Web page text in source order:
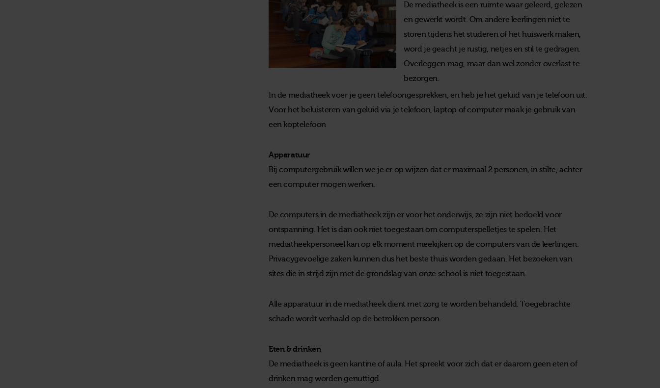
De mediatheek is een ruimte waar geleerd, gelezen
en gewerkt wordt. Om andere leerlingen niet te
storen tijdens het studeren of het huiswerk maken,
word je geacht je rustig, netjes en stil te gedragen.
Overleggen mag, maar dan wel zonder overlast te
bezorgen.
In de mediatheek voer je geen telefoongesprekken, en heb je het geluid van je telefoon uit.
Voor het beluisteren van geluid via je telefoon, laptop of computer maak je gebruik van
een koptelefoon
Apparatuur
Bij computergebruik willen we je er op wijzen dat er maximaal 2 personen, in stilte, achter
een computer mogen werken.
De computers in de mediatheek zijn er voor het onderwijs, ze zijn niet bedoeld voor
ontspanning. Het is dan ook niet toegestaan om computerspelletjes te spelen. Het
mediatheekpersoneel kan op elk moment meekijken op de computers van de leerlingen.
Privacygevoelige zaken kunnen dus het beste thuis worden gedaan. Het bezoeken van
sites die in strijd zijn met de grondslag van onze school is niet toegestaan.
Alle apparatuur in de mediatheek dient met zorg te worden behandeld. Toegebrachte
schade wordt verhaald op de betrokken persoon.
Eten & drinken
De mediatheek is geen kantine of aula. Het spreekt voor zich dat er daarom geen eten of
drinken mag worden genuttigd.